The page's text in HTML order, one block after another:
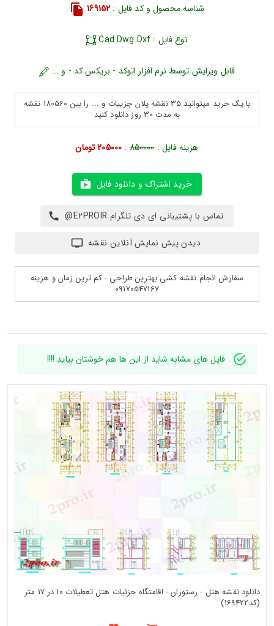
شناسه محصول و کد فایل : 169152
نوع فایل : Cad Dwg Dxf
قابل ویرایش توسط نرم افزار اتوکد - بریکس کد - و ...
با یک خرید میتوانید 35 نقشه پلان جزییات و ... را بین 180560 نقشه
به مدت 30 روز دانلود کنید
هزینه فایل :850000
: 205000 تومان
خرید اشتراک و دانلود فایل
تماس با پشتیبانی ای دی تلگرام E2PROIR@
دیدن پیش نمایش آنلاین نقشه
سفارش انجام نقشه کشی بهترین طراحی - کم ترین زمان و هزینه
09170547167
فایل های مشابه شاید از این ها هم خوشتان بیاید !!!!
دانلود نقشه هتل - رستوران - اقامتگاه جزئیات هتل تعطیلات 10 در 17 متر
(کد169422)